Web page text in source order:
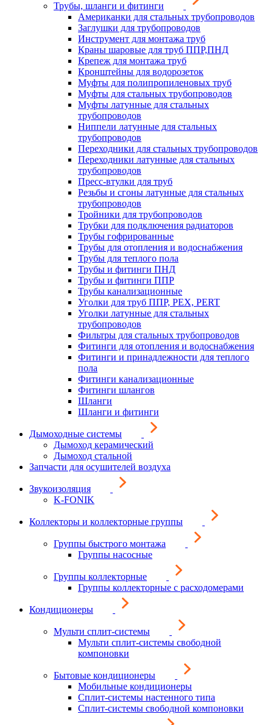
Трубы, шланги и фитинги
Американки для стальных трубопроводов
Заглушки для трубопроводов
Инструмент для монтажа труб
Краны шаровые для труб ППР,ПНД
Крепеж для монтажа труб
Кронштейны для водорозеток
Муфты для полипропиленовых труб
Муфты для стальных трубопроводов
Муфты латунные для стальных
трубопроводов
Ниппели латунные для стальных
трубопроводов
Переходники для стальных трубопроводов
Переходники латунные для стальных
трубопроводов
Пресс-втулки для труб
Резьбы и сгоны латунные для стальных
трубопроводов
Тройники для трубопроводов
Трубки для подключения радиаторов
Трубы гофрированные
Трубы для отопления и водоснабжения
Трубы для теплого пола
Трубы и фитинги ПНД
Трубы и фитинги ППР
Трубы канализационные
Уголки для труб ППР, PEX, PERT
Уголки латунные для стальных
трубопроводов
Фильтры для стальных трубопроводов
Фитинги для отопления и водоснабжения
Фитинги и принадлежности для теплого
пола
Фитинги канализационные
Фитинги шлангов
Шланги
Шланги и фитинги
Дымоходные системы
Дымоход керамический
Дымоход стальной
Запчасти для осушителей воздуха
Звукоизоляция
K-FONIK
Коллекторы и коллекторные группы
Группы быстрого монтажа
Группы насосные
Группы коллекторные
Группы коллекторные с расходомерами
Кондиционеры
Мульти сплит-системы
Мульти сплит-системы свободной
компоновки
Бытовые кондиционеры
Мобильные кондиционеры
Сплит-системы настенного типа
Сплит-системы свободной компоновки